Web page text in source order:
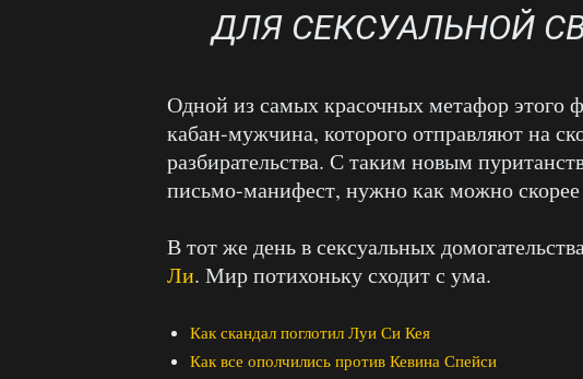
ДЛЯ СЕКСУАЛЬНОЙ
Одной из самых красочных метафор этого
кабан-мужчина, которого отправляют на
разбирательства. С таким новым
письмо-манифест, нужно как можно скорее
В тот же день в сексуальных
Ли. Мир потихоньку сходит с ума.
Как скандал поглотил Луи Си Кея
Как все ополчились против Кевина Спейси